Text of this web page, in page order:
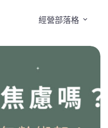
經營部落格